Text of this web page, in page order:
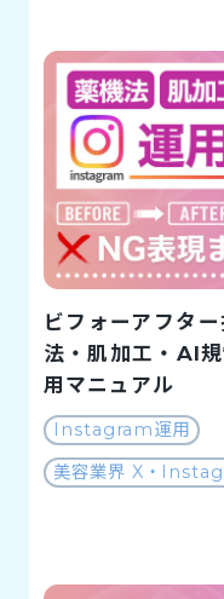
ビフォーアフタ
法・肌加工・AI
用マニュアル
Instagram運用
美容業界 X・